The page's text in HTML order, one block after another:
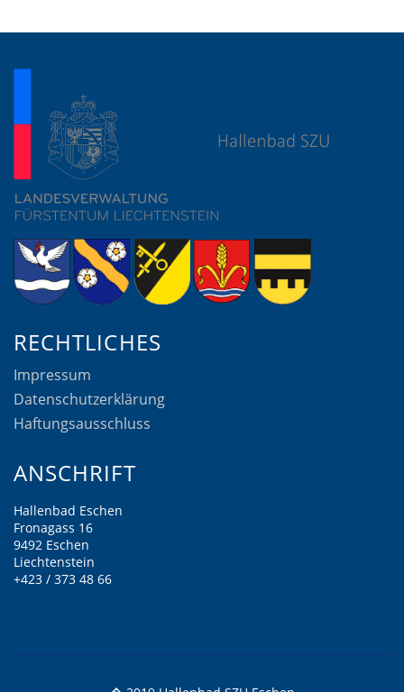
RECHTLICHES
Impressum
Datenschutzerklärung
Haftungsausschluss
ANSCHRIFT
Hallenbad Eschen
Fronagass 16
9492 Eschen
Liechtenstein
+423 / 373 48 66